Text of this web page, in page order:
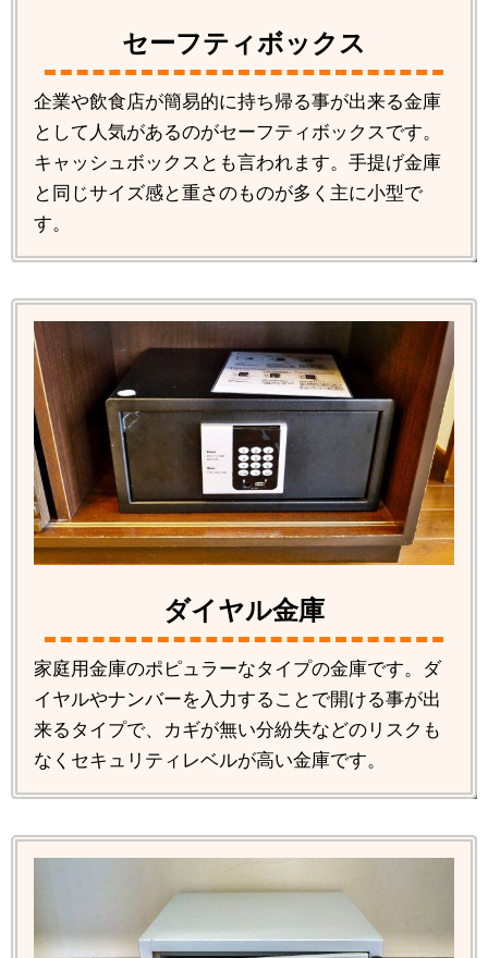
セーフティボックス
企業や飲食店が簡易的に持ち帰る事が出来る金庫
として人気があるのがセーフティボックスです。
キャッシュボックスとも言われます。手提げ金庫
と同じサイズ感と重さのものが多く主に小型で
す。
ダイヤル金庫
家庭用金庫のポピュラーなタイプの金庫です。ダ
イヤルやナンバーを入力することで開ける事が出
来るタイプで、カギが無い分紛失などのリスクも
なくセキュリティレベルが高い金庫です。